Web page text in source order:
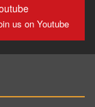
us on Youtube